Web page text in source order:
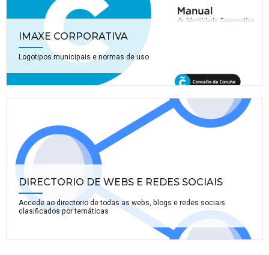
IMAXE CORPORATIVA
Logotipos municipais e normas de uso
DIRECTORIO DE WEBS E REDES SOCIAIS
Accede ao directorio de todas as webs, blogs e redes sociais
clasificados por temáticas